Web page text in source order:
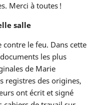
Merci à toutes !
salle
le feu. Dans cette
les plus
de Marie
registres des origines,
ont écrit et signé